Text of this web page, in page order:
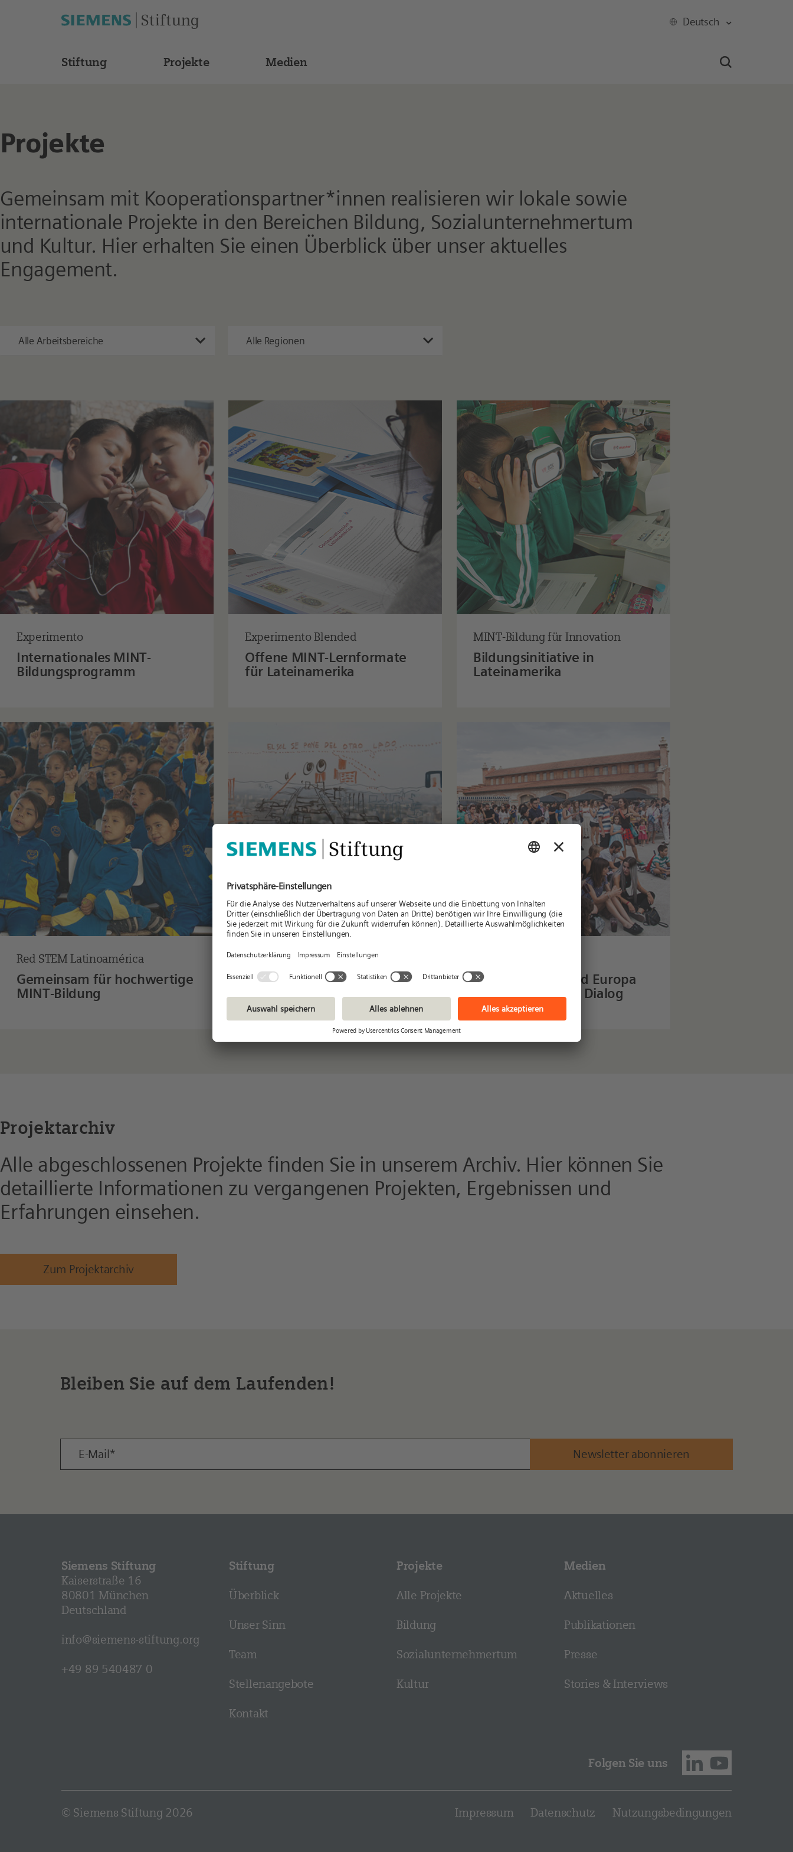
Stiftung Projekte Medien
Deutsch
Projekte
Gemeinsam mit Kooperationspartner*innen realisieren wir lokale sowie
internationale Projekte in den Bereichen Bildung, Sozialunternehmertum
und Kultur. Hier erhalten Sie einen Überblick über unser aktuelles
Engagement.
Alle Arbeitsbereiche Alle Regionen
Experimento
Internationales MINT-
Bildungsprogramm
Experimento Blended
Offene MINT-Lernformate
für Lateinamerika
MINT-Bildung für Innovation
Bildungsinitiative in
Lateinamerika
Red STEM Latinoamérica
Gemeinsam für hochwertige
MINT-Bildung
CHANGING PLACES / ESPACIOS
REVELADOS
im Stadtraum
Lateinamerika und Europa
im künstlerischen Dialog
Projektarchiv
Alle abgeschlossenen Projekte finden Sie in unserem Archiv. Hier können Sie
detaillierte Informationen zu vergangenen Projekten, Ergebnissen und
Erfahrungen einsehen.
Zum Projektarchiv
Bleiben Sie auf dem Laufenden!
Newsletter abonnieren
Siemens Stiftung
Kaiserstraße 16
80801 München
Deutschland
info@siemens-stiftung.org
+49 89 540487 0
Stiftung
Überblick
Unser Sinn
Team
Stellen­angebote
Kontakt
Projekte
Alle Projekte
Bildung
Sozial­­unternehmer­tum
Kultur
Medien
Aktuelles
Publikationen
Presse
Stories & Interviews
Folgen Sie uns
© Siemens Stiftung 2026 Impressum Datenschutz Nutzungsbedingungen